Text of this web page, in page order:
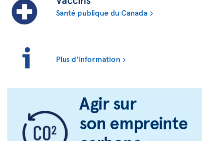
Santé publique du Canada
Plus d'information